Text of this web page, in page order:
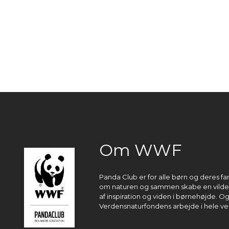
Om WWF
Panda Club er for alle børn og deres
om naturen og sammen skabe en
af inspiration og viden i børnehøjde.
Verdensnaturfondens arbejde i hele